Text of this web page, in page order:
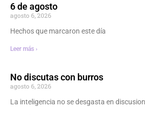
6 de agosto
agosto 6, 2026
Hechos que marcaron este día
Leer más ›
No discutas con burros
agosto 6, 2026
La inteligencia no se desgasta en